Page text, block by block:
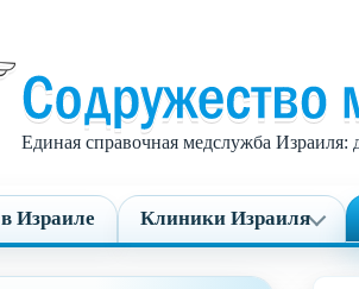
Единая справочная медслужба Израиля:
Израиле Клиники Израиля